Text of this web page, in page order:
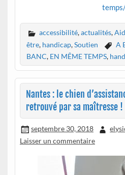
accessibilité,actualités,
être, handicap,Soutien A
BANC, EN MÊME TEMPS,
Nantes : le chien
retrouvé par sa maîtresse !
septembre 30, 2018
Laisser un commentaire